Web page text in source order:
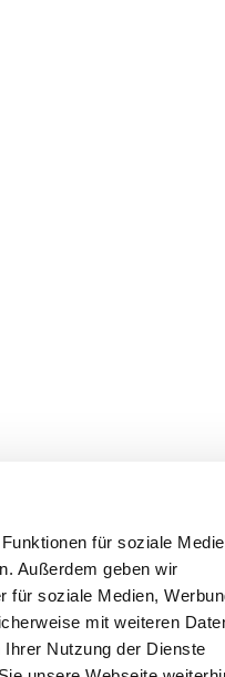
für soziale
Außerdem geben wir
für soziale Medien,
mit weiteren
Nutzung der Dienste